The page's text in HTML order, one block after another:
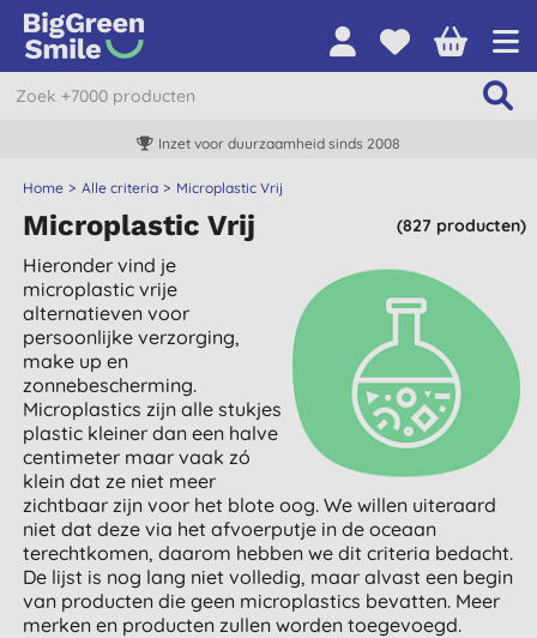
Inzet voor duurzaamheid sinds 2008
Home Alle criteria Microplastic Vrij
(827 producten)
Microplastic Vrij
Hieronder vind je
microplastic vrije
alternatieven voor
persoonlijke verzorging,
make up en
zonnebescherming.
Microplastics zijn alle stukjes
plastic kleiner dan een halve
centimeter maar vaak zó
klein dat ze niet meer
zichtbaar zijn voor het blote oog. We willen uiteraard
niet dat deze via het afvoerputje in de oceaan
terechtkomen, daarom hebben we dit criteria bedacht.
De lijst is nog lang niet volledig, maar alvast een begin
van producten die geen microplastics bevatten. Meer
merken en producten zullen worden toegevoegd.